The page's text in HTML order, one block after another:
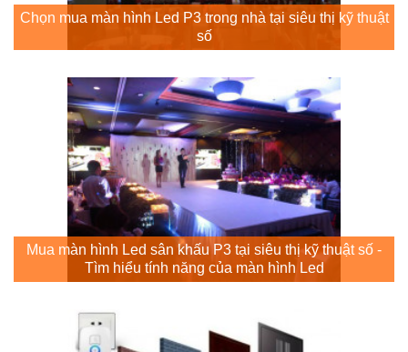
Chọn mua màn hình Led P3 trong nhà tại siêu thị kỹ thuật
số
Mua màn hình Led sân khấu P3 tại siêu thị kỹ thuật số -
Tìm hiểu tính năng của màn hình Led